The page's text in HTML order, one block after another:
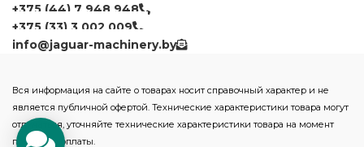
+375 (44) 7 948 948
+375 (33) 3 002 009
info@jaguar-machinery.by
Вся информация на сайте о товарах носит справочный характер и не
является публичной офертой. Технические характеристики товара могут
отличаться, уточняйте технические характеристики товара на момент
покупки и оплаты.